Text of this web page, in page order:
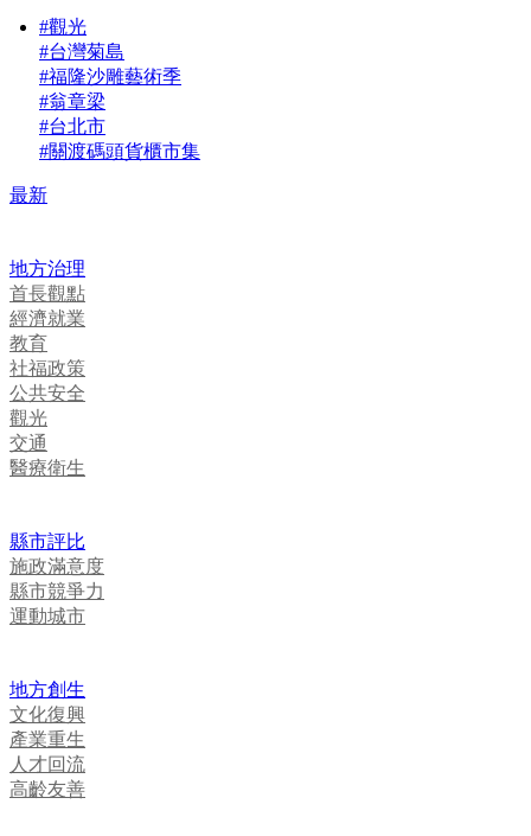
#觀光
#台灣菊島
#福隆沙雕藝術季
#翁章梁
#台北市
#關渡碼頭貨櫃市集
最新
地方治理
首長觀點
經濟就業
教育
社福政策
公共安全
觀光
交通
醫療衛生
縣市評比
施政滿意度
縣市競爭力
運動城市
地方創生
文化復興
產業重生
人才回流
高齡友善